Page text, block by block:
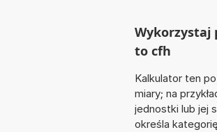
Wykorzystaj
to cfh
Kalkulator ten
miary; na
jednostki lub jej
określa